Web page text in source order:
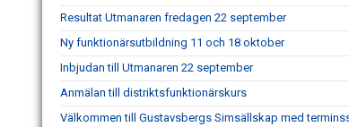
Resultat Utmanaren fredagen 22 september
Ny funktionärsutbildning 11 och 18 oktober
Inbjudan till Utmanaren 22 september
Anmälan till distriktsfunktionärskurs
Välkommen till Gustavsbergs Simsällskap med